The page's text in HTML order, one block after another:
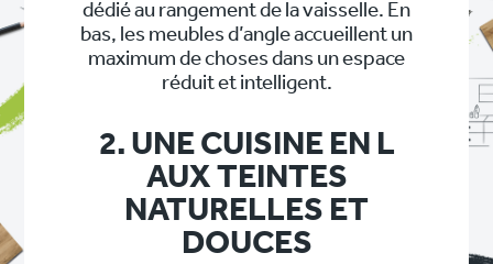
dédié au rangement de la vaisselle. En
bas, les meubles d’angle accueillent un
maximum de choses dans un espace
réduit et intelligent.
2. UNE CUISINE EN L
AUX TEINTES
NATURELLES ET
DOUCES